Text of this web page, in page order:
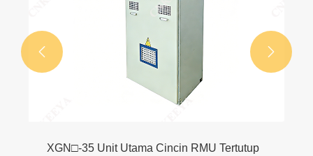
35 Unit Utama Cincin RMU Tertutup
 